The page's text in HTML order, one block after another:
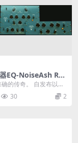
EQ-NoiseAsh Rul
v1.8.9 V
的传奇。 自发布以
无源均衡器一直是领先
工程师的...
30 2